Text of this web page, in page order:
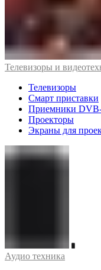
Телевизоры и
Телевизоры
Смарт приставки
Приемники
Проекторы
Экраны для
Аудио техника